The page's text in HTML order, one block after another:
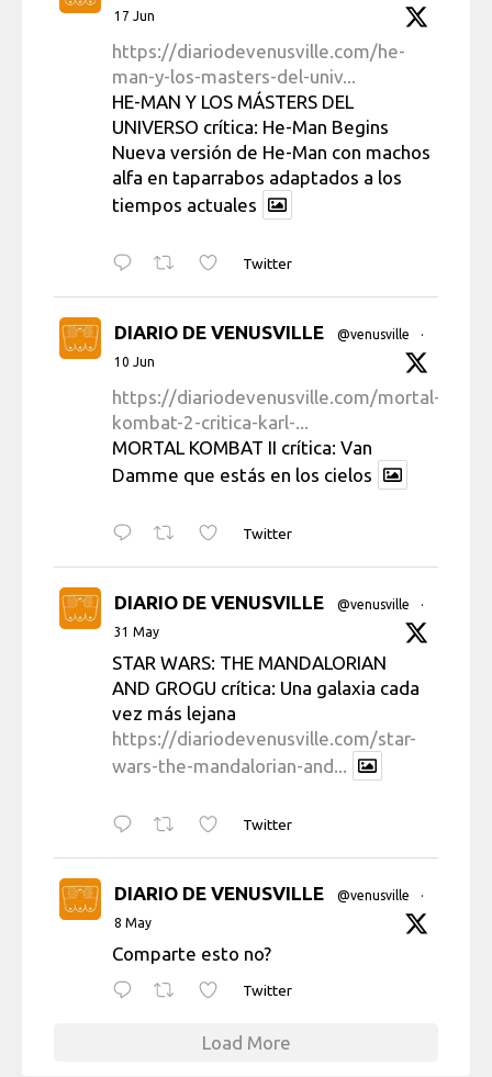
17 Jun
https://diariodevenusville.com/he-
man-y-los-masters-del-univ...
HE-MAN Y LOS MÁSTERS DEL
UNIVERSO crítica: He-Man Begins
Nueva versión de He-Man con machos
alfa en taparrabos adaptados a los
tiempos actuales
Twitter
DIARIO DE VENUSVILLE @venusville
·
10 Jun
https://diariodevenusville.com/mortal-
kombat-2-critica-karl-...
MORTAL KOMBAT II crítica: Van
Damme que estás en los cielos
Twitter
DIARIO DE VENUSVILLE @venusville
·
31 May
STAR WARS: THE MANDALORIAN
AND GROGU crítica: Una galaxia cada
vez más lejana
https://diariodevenusville.com/star-
wars-the-mandalorian-and...
Twitter
DIARIO DE VENUSVILLE @venusville
·
8 May
Comparte esto no?
Twitter
Load More